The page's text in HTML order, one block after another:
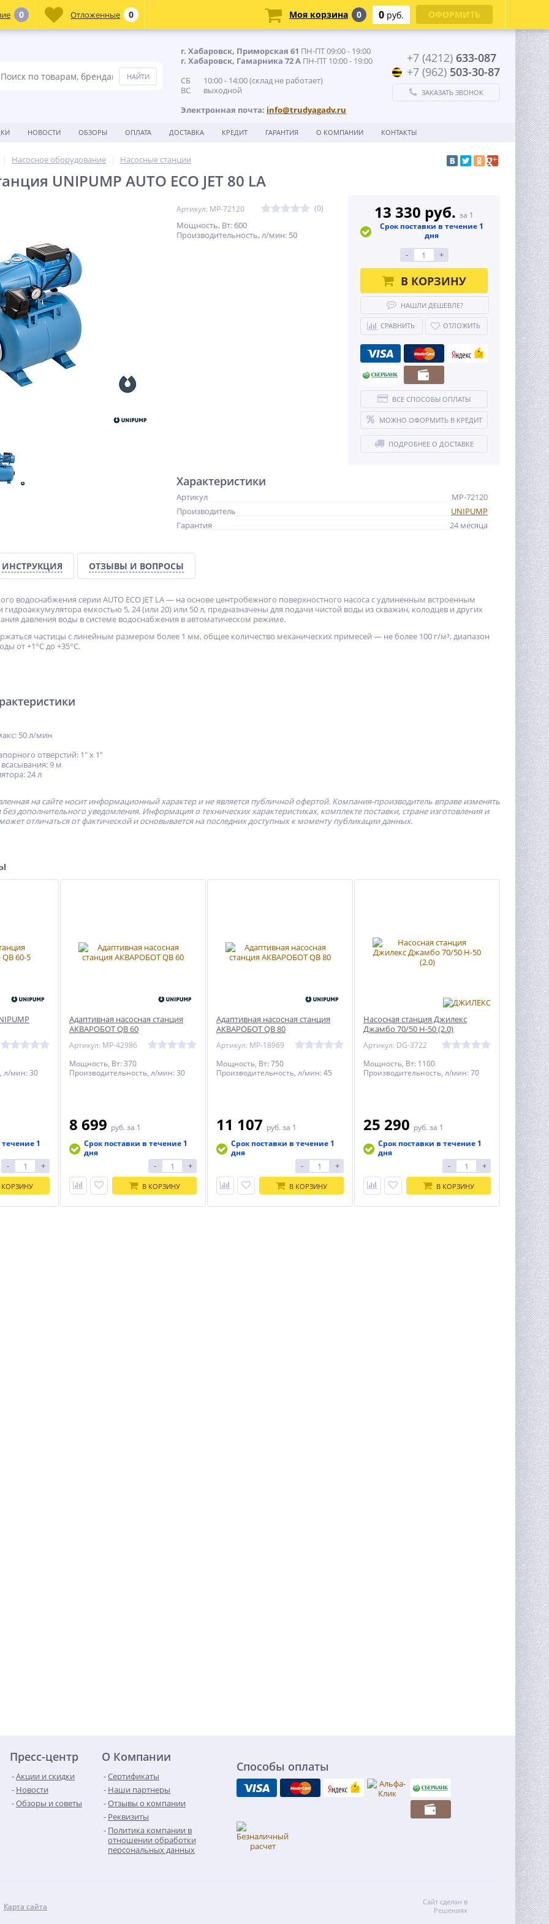
г. Хабаровск, Приморская 61 ПН-ПТ 09:00 - 19:00
г. Хабаровск, Гамарника 72 А ПН-ПТ 10:00 - 19:00
СБ 10:00 - 14:00 (склад не работает)
ВС выходной
Электронная почта: info@trudyagadv.ru
+7 (4212) 633-087
+7 (962) 503-30-87
ЗАКАЗАТЬ ЗВОНОК
НОВОСТИ ОБЗОРЫ ОПЛАТА ДОСТАВКА КРЕДИТ ГАРАНТИЯ О КОМПАНИИ КОНТАКТЫ
Насосное оборудование Насосные станции
UNIPUMP AUTO ECO JET 80 LA
Артикул: MP-72120 (0)
Мощность, Вт: 600
Производительность, л/мин: 50
13 330 руб. за 1
Срок поставки в течение 1
дня
- +
В КОРЗИНУ
НАШЛИ ДЕШЕВЛЕ?
СРАВНИТЬ ОТЛОЖИТЬ
ВСЕ СПОСОБЫ ОПЛАТЫ
МОЖНО ОФОРМИТЬ В КРЕДИТ
ПОДРОБНЕЕ О ДОСТАВКЕ
Характеристики
Артикул
MP-72120
Производитель
UNIPUMP
Гарантия
24 месяца
ИНСТРУКЦИЯ ОТЗЫВЫ И ВОПРОСЫ
водоснабжения серии AUTO ECO JET LA — на основе центробежного поверхностного насоса c удлиненным встроенным
гидроаккумулятора емкостью 5, 24 (или 20) или 50 л, предназначены для подачи чистой воды из скважин, колодцев и других
давления воды в системе водоснабжения в автоматическом режиме.
частицы с линейным размером более 1 мм, общее количество механических примесей — не более 100 г/м³, диапазон
от +1°С до +35°С.
50 л/мин
отверстий: 1" х 1"
9 м
24 л
на сайте носит информационный характер и не является публичной офертой. Компания-производитель вправе изменять
дополнительного уведомления. Информация о технических характеристиках, комплекте поставки, стране изготовления и
отличаться от фактической и основывается на последних доступных к моменту публикации данных.
л/мин: 30
1
- +
КОРЗИНУ
Адаптивная насосная станция
АКВАРОБОТ QB 60
Артикул: MP-42986
Мощность, Вт: 370
Производительность, л/мин: 30
8 699 руб. за 1
Срок поставки в течение 1
дня
- +
В КОРЗИНУ
Адаптивная насосная станция
АКВАРОБОТ QB 80
Артикул: MP-18969
Мощность, Вт: 750
Производительность, л/мин: 45
11 107 руб. за 1
Срок поставки в течение 1
дня
- +
В КОРЗИНУ
Насосная станция Джилекс
Джамбо 70/50 Н-50 (2.0)
Артикул: DG-3722
Мощность, Вт: 1100
Производительность, л/мин: 70
25 290 руб. за 1
Срок поставки в течение 1
дня
- +
В КОРЗИНУ
Пресс-центр
Акции и скидки
Новости
Обзоры и советы
О Компании
Сертификаты
Наши партнеры
Отзывы о компании
Реквизиты
Политика компании в
отношении обработки
персональных данных
Способы оплаты
Карта сайта
Сайт сделан в
Решениях
0 Отложенные 0 Моя корзина 0 0 руб. ОФОРМИТЬ